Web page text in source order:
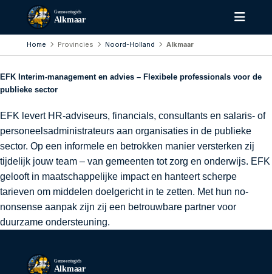
Gemeentegids
Alkmaar
Home Provincies Noord-Holland Alkmaar
EFK Interim-management en advies – Flexibele professionals voor de
publieke sector
EFK levert HR-adviseurs, financials, consultants en salaris- of
personeelsadministrateurs aan organisaties in de publieke
sector. Op een informele en betrokken manier versterken zij
tijdelijk jouw team – van gemeenten tot zorg en onderwijs. EFK
gelooft in maatschappelijke impact en hanteert scherpe
tarieven om middelen doelgericht in te zetten. Met hun no-
nonsense aanpak zijn zij een betrouwbare partner voor
duurzame ondersteuning.
Gemeentegids
Alkmaar